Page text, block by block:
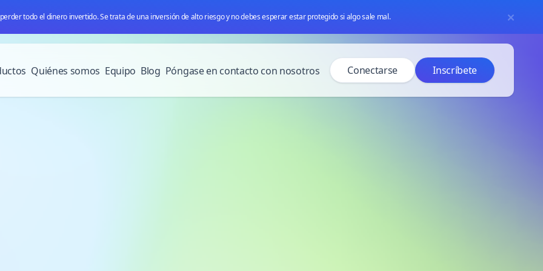
todo el dinero invertido. Se trata de una inversión de alto riesgo y no debes esperar estar protegido si algo sale mal.
Quiénes somos Equipo Blog Póngase en contacto con nosotros Conectarse Inscríbete